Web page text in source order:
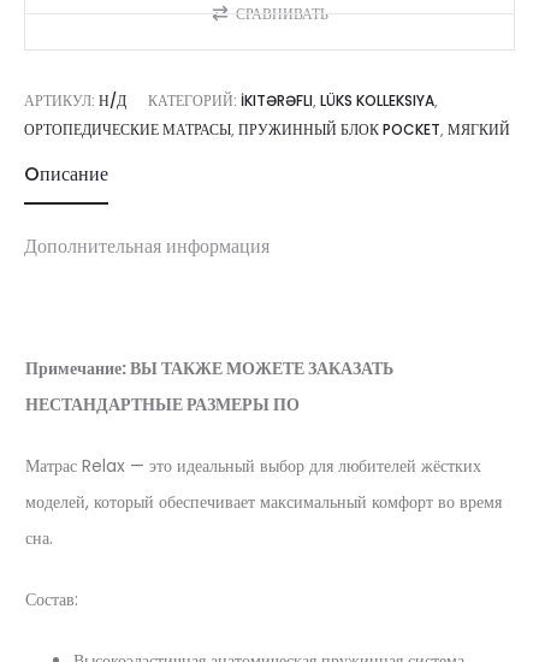
СРАВНИВАТЬ
АРТИКУЛ: Н/Д КАТЕГОРИЙ: İKITƏRƏFLI, LÜKS KOLLEKSIYA,
ОРТОПЕДИЧЕСКИЕ МАТРАСЫ, ПРУЖИННЫЙ БЛОК POCKET, МЯГКИЙ
Oписание
Дополнительная информация
Примечание: ВЫ ТАКЖЕ МОЖЕТЕ ЗАКАЗАТЬ
НЕСТАНДАРТНЫЕ РАЗМЕРЫ ПО
Матрас Relax — это идеальный выбор для любителей жёстких
моделей, который обеспечивает максимальный комфорт во время
сна.
Состав: